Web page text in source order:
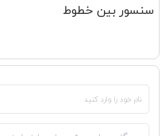
سنسور بین خطوط